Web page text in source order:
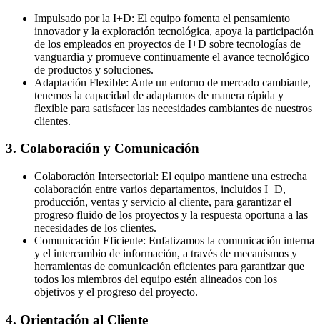
Impulsado por la I+D: El equipo fomenta el pensamiento
innovador y la exploración tecnológica, apoya la participación
de los empleados en proyectos de I+D sobre tecnologías de
vanguardia y promueve continuamente el avance tecnológico
de productos y soluciones.
Adaptación Flexible: Ante un entorno de mercado cambiante,
tenemos la capacidad de adaptarnos de manera rápida y
flexible para satisfacer las necesidades cambiantes de nuestros
clientes.
3. Colaboración y Comunicación
Colaboración Intersectorial: El equipo mantiene una estrecha
colaboración entre varios departamentos, incluidos I+D,
producción, ventas y servicio al cliente, para garantizar el
progreso fluido de los proyectos y la respuesta oportuna a las
necesidades de los clientes.
Comunicación Eficiente: Enfatizamos la comunicación interna
y el intercambio de información, a través de mecanismos y
herramientas de comunicación eficientes para garantizar que
todos los miembros del equipo estén alineados con los
objetivos y el progreso del proyecto.
4. Orientación al Cliente